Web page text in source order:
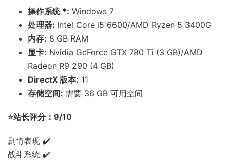
操作系统 *: Windows 7
处理器: Intel Core i5 6600/AMD Ryzen 5 3400G
内存: 8 GB RAM
显卡: Nvidia GeForce GTX 780 Ti (3 GB)/AMD
Radeon R9 290 (4 GB)
DirectX 版本: 11
存储空间: 需要 36 GB 可用空间
⭐站长评分：9/10
剧情表现 ✔️
战斗系统 ✔️